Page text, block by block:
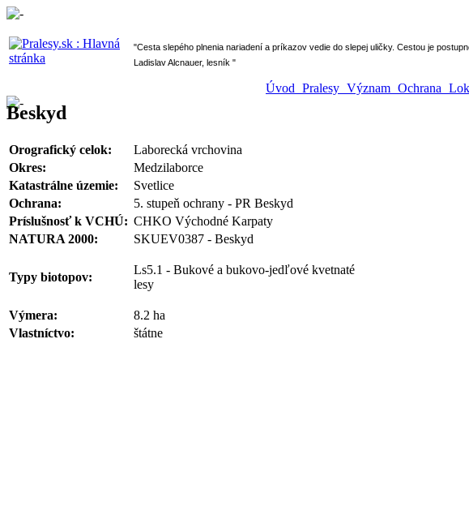
" Cesta slepého plnenia nariadení a príkazov vedie do slepej uličky. Cestou je
Ladislav Alcnauer, lesník "
Úvod Pralesy Význam Ochrana
Beskyd
Orografický celok:
Laborecká vrchovina
Okres:
Medzilaborce
Katastrálne územie:
Svetlice
Ochrana:
5. stupeň ochrany - PR Beskyd
Príslušnosť k VCHÚ: CHKO Východné Karpaty
NATURA 2000:
SKUEV0387 - Beskyd
Typy biotopov:
Ls5.1 - Bukové a bukovo-jedľové kvetnaté
lesy
Výmera:
8.2 ha
Vlastníctvo:
štátne